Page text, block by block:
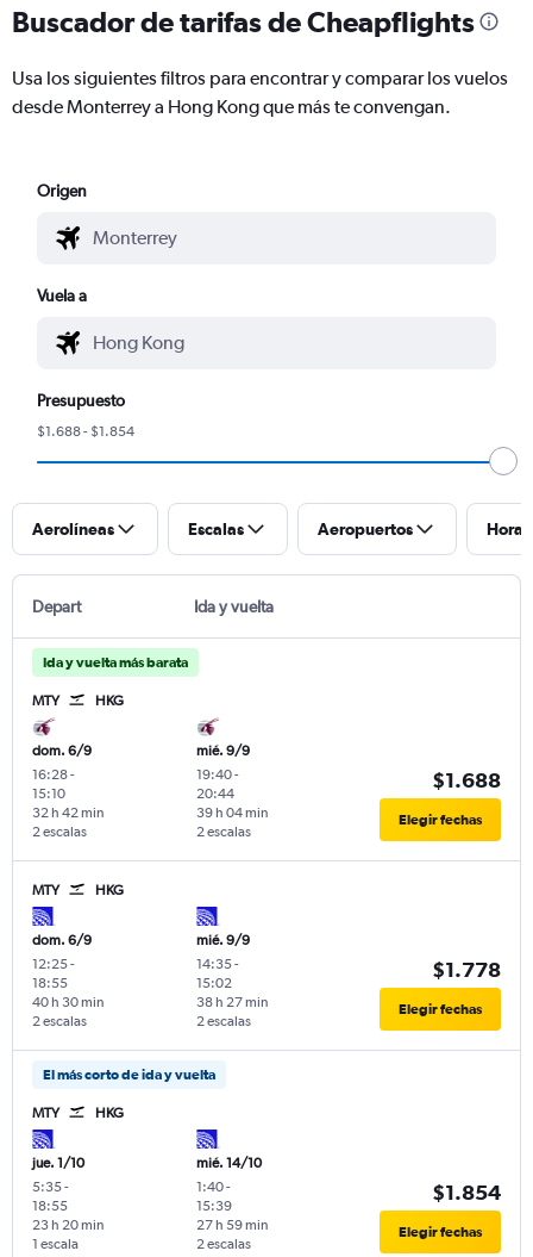
Buscador de tarifas de Cheapflights
Usa los siguientes filtros para encontrar y comparar los vuelos
desde Monterrey a Hong Kong que más te convengan.
Origen
Vuela a
Presupuesto
$1.688 - $1.854
Aerolíneas Escalas Aeropuertos
Depart Ida y vuelta
Ida y vuelta más barata
MTY HKG
dom. 6/9
16:28-
15:10
2 escalas
32 h 42 min
mié. 9/9
19:40-
20:44
2 escalas
39 h 04 min
$1.688
Elegir fechas
MTY HKG
dom. 6/9
12:25-
18:55
2 escalas
40 h 30 min
mié. 9/9
14:35-
15:02
2 escalas
38 h 27 min
$1.778
Elegir fechas
El más corto de ida y vuelta
MTY HKG
jue. 1/10
5:35-
18:55
1 escala
23 h 20 min
mié. 14/10
1:40-
15:39
2 escalas
27 h 59 min
$1.854
Elegir fechas